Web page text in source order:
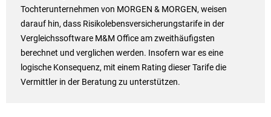
Tochterunternehmen von MORGEN & MORGEN, weisen
darauf hin, dass Risikolebensversicherungstarife in der
Vergleichssoftware M&M Office am zweithäufigsten
berechnet und verglichen werden. Insofern war es eine
logische Konsequenz, mit einem Rating dieser Tarife die
Vermittler in der Beratung zu unterstützen.